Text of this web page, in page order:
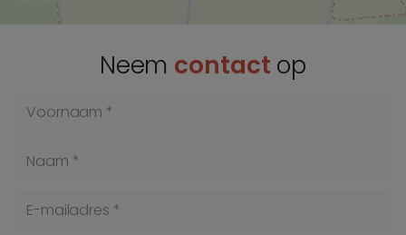
Neem contact op
Voornaam *
Naam *
E-mailadres *